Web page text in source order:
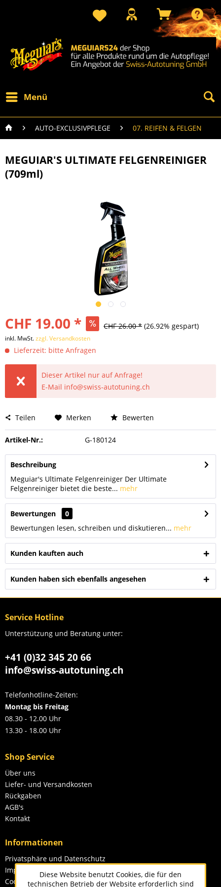
Menü
AUTO-EXCLUSIVPFLEGE 07. REIFEN & FELGEN
MEGUIAR'S ULTIMATE FELGENREINIGER
(709ml)
CHF 19.00 * CHF 26.00 * (26.92% gespart)
inkl. MwSt.zzgl. Versandkosten
Lieferzeit: bitte Anfragen
Dieser Artikel nur auf Anfrage!
E-Mail info@swiss-autotuning.ch
Teilen Merken Bewerten
Artikel-Nr.: G-180124
Beschreibung
Meguiar's Ultimate Felgenreiniger Der Ultimate
Felgenreiniger bietet die beste... mehr
Bewertungen
0
Bewertungen lesen, schreiben und diskutieren... mehr
Kunden kauften auch
Kunden haben sich ebenfalls angesehen
Service Hotline
Unterstützung und Beratung unter:
+41 (0)32 345 20 66
info@swiss-autotuning.ch
Telefonhotline-Zeiten:
Montag bis Freitag
08.30 - 12.00 Uhr
13.30 - 18.00 Uhr
Shop Service
Über uns
Liefer- und Versandkosten
Rückgaben
AGB's
Kontakt
Informationen
Privatsphäre und Datenschutz
Impressum
Cookie-Einstellungen
Diese Website benutzt Cookies, die für den
technischen Betrieb der Website erforderlich sind